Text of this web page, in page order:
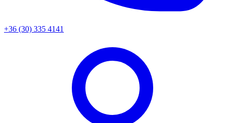
+36 (30) 335 4141